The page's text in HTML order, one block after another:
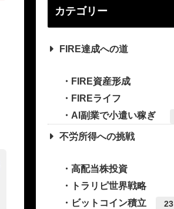
カテゴリー
FIRE達成への道
FIRE資産形成
FIREライフ
AI副業で小遣い稼ぎ
不労所得への挑戦
高配当株投資
トラリピ世界戦略
ビットコイン積立 23